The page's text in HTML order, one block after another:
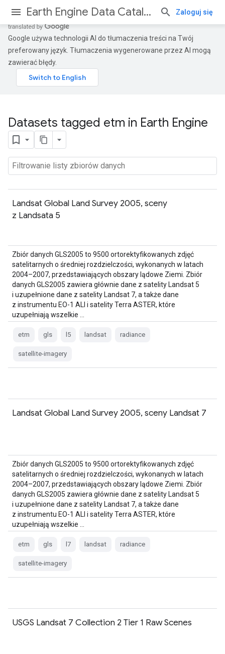
Earth Engine Data Catalog Zaloguj się
Google używa technologii AI do tłumaczenia treści na Twój
preferowany język. Tłumaczenia wygenerowane przez AI mogą
zawierać błędy.
Datasets tagged etm in Earth Engine
Landsat Global Land Survey 2005, sceny
z Landsata 5
Zbiór danych GLS2005 to 9500 ortorektyfikowanych zdjęć
satelitarnych o średniej rozdzielczości, wykonanych w latach
2004–2007, przedstawiających obszary lądowe Ziemi. Zbiór
danych GLS2005 zawiera głównie dane z satelity Landsat 5
i uzupełnione dane z satelity Landsat 7, a także dane
z instrumentu EO-1 ALI i satelity Terra ASTER, które
uzupełniają wszelkie …
etm gls l5 landsat radiance
satellite-imagery
Landsat Global Land Survey 2005, sceny Landsat 7
Zbiór danych GLS2005 to 9500 ortorektyfikowanych zdjęć
satelitarnych o średniej rozdzielczości, wykonanych w latach
2004–2007, przedstawiających obszary lądowe Ziemi. Zbiór
danych GLS2005 zawiera głównie dane z satelity Landsat 5
i uzupełnione dane z satelity Landsat 7, a także dane
z instrumentu EO-1 ALI i satelity Terra ASTER, które
uzupełniają wszelkie …
etm gls l7 landsat radiance
satellite-imagery
USGS Landsat 7 Collection 2 Tier 1 Raw Scenes